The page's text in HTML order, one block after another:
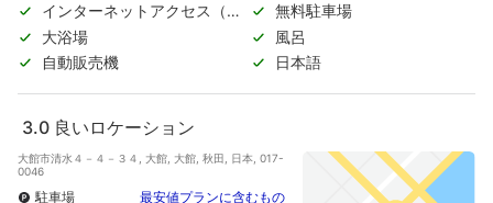
インターネットアクセス（無
料）
無料駐車場
大浴場
風呂
自動販売機
日本語
3.0 良いロケーション
大館市清水４－４－３４, 大館, 大館, 秋田, 日本, 017-
0046
駐車場
最安値プランに含むもの